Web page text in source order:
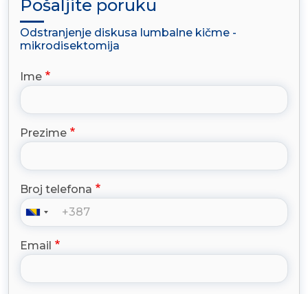
Pošaljite poruku
Odstranjenje diskusa lumbalne kičme -
mikrodisektomija
Ime
Prezime
Broj telefona
Email